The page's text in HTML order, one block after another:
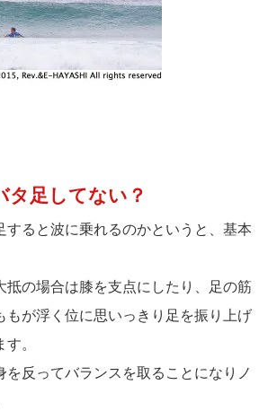
タ足してない？
すると波に乗れるのかというと、基本
抵の場合は膝を支点にしたり、足の筋
もが浮く位に思いっきり足を振り上げ
。
を反ってバランスを取ることになりノ